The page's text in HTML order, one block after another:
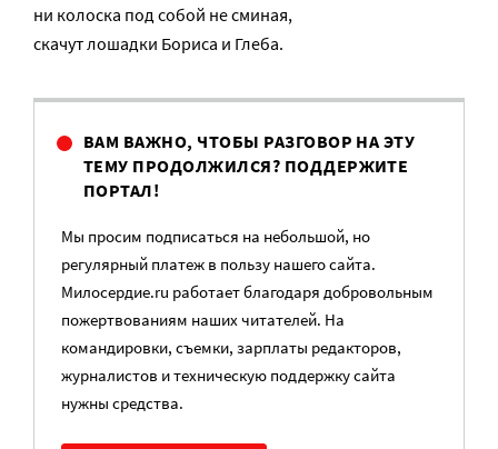
ни колоска под собой не сминая,
скачут лошадки Бориса и Глеба.
ВАМ ВАЖНО, ЧТОБЫ РАЗГОВОР НА ЭТУ
ТЕМУ ПРОДОЛЖИЛСЯ? ПОДДЕРЖИТЕ
ПОРТАЛ!
Мы просим подписаться на небольшой, но
регулярный платеж в пользу нашего сайта.
Милосердие.ru работает благодаря добровольным
пожертвованиям наших читателей. На
командировки, съемки, зарплаты редакторов,
журналистов и техническую поддержку сайта
нужны средства.